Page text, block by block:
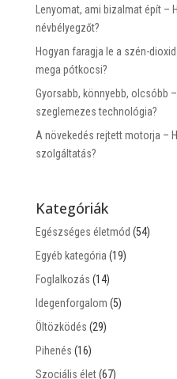
Lenyomat, ami bizalmat épít
névbélyegzőt?
Hogyan faragja le a szén-
mega pótkocsi?
Gyorsabb, könnyebb, olcsóbb
szeglemezes technológia?
A növekedés rejtett motorja –
szolgáltatás?
Kategóriák
Egészséges életmód (54)
Egyéb kategória (19)
Foglalkozás (14)
Idegenforgalom (5)
Öltözködés (29)
Pihenés (16)
Szociális élet(67)